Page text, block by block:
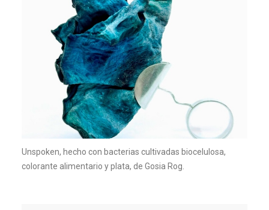
Unspoken, hecho con bacterias cultivadas biocelulosa,
colorante alimentario y plata, de Gosia Rog.